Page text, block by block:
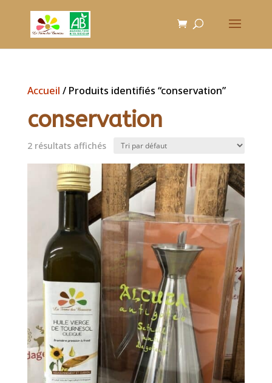
Accueil / Produits identifiés “conservation”
conservation
2 résultats affichés